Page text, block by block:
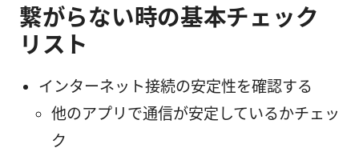
繋がらない時の基本チェック
リスト
インターネット接続の安定性を確認する
他のアプリで通信が安定しているかチェッ
ク